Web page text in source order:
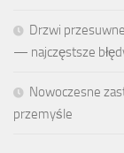
Drzwi
— najczęstsze
Nowoczesne
przemyśle